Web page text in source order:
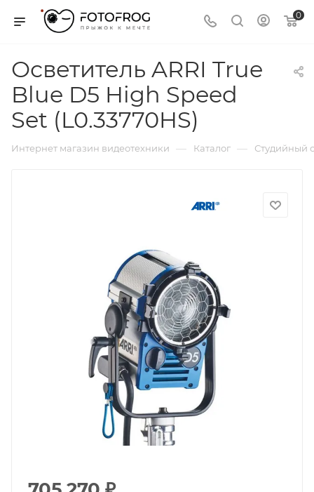
0
Осветитель ARRI True
Blue D5 High Speed
Set (L0.33770HS)
Интернет магазин видеотехники — Каталог — Студийный